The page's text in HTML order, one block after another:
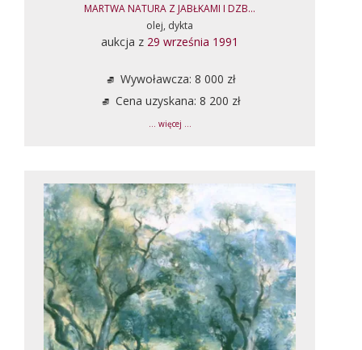
MARTWA NATURA Z JABŁKAMI I DZB...
olej, dykta
aukcja z 29 września 1991
Wywoławcza: 8 000 zł
Cena uzyskana: 8 200 zł
... więcej ...